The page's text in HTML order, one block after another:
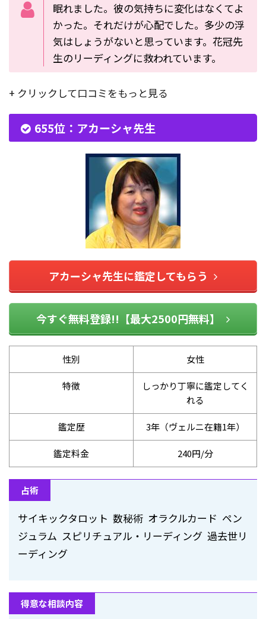
眠れました。彼の気持ちに変化はなくてよ
かった。それだけが心配でした。多少の浮
気はしょうがないと思っています。花冠先
生のリーディングに救われています。
+ クリックして口コミをもっと見る
655位：アカーシャ先生
アカーシャ先生に鑑定してもらう
今すぐ無料登録!!【最大2500円無料】
性別 女性
特徴
しっかり丁寧に鑑定してく
れる
鑑定歴 3年（ヴェルニ在籍1年）
鑑定料金 240円/分
占術
サイキックタロット 数秘術 オラクルカード ペン
ジュラム スピリチュアル・リーディング 過去世リ
ーディング
得意な相談内容